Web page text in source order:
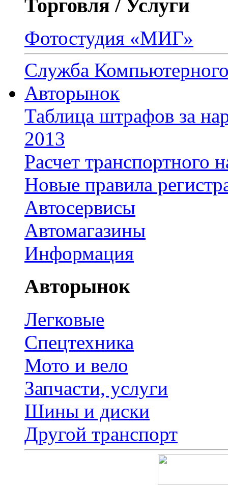
Торговля / Услуги
Фотостудия «МИГ»
Служба
Авторынок
Таблица штрафов за
2013
Расчет транспортного
Новые правила
Автосервисы
Автомагазины
Информация
Авторынок
Легковые
Спецтехника
Мото и вело
Запчасти, услуги
Шины и диски
Другой транспорт